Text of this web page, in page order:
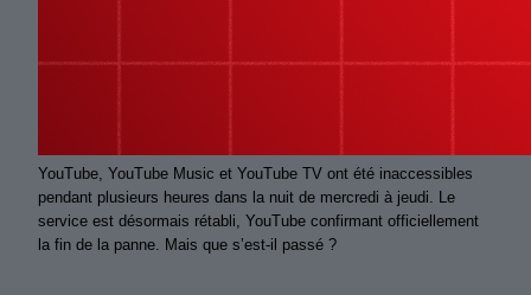
YouTube, YouTube Music et YouTube TV ont été inaccessibles
pendant plusieurs heures dans la nuit de mercredi à jeudi. Le
service est désormais rétabli, YouTube confirmant officiellement
la fin de la panne. Mais que s’est-il passé ?